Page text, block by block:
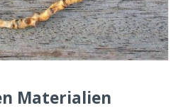
Materialien